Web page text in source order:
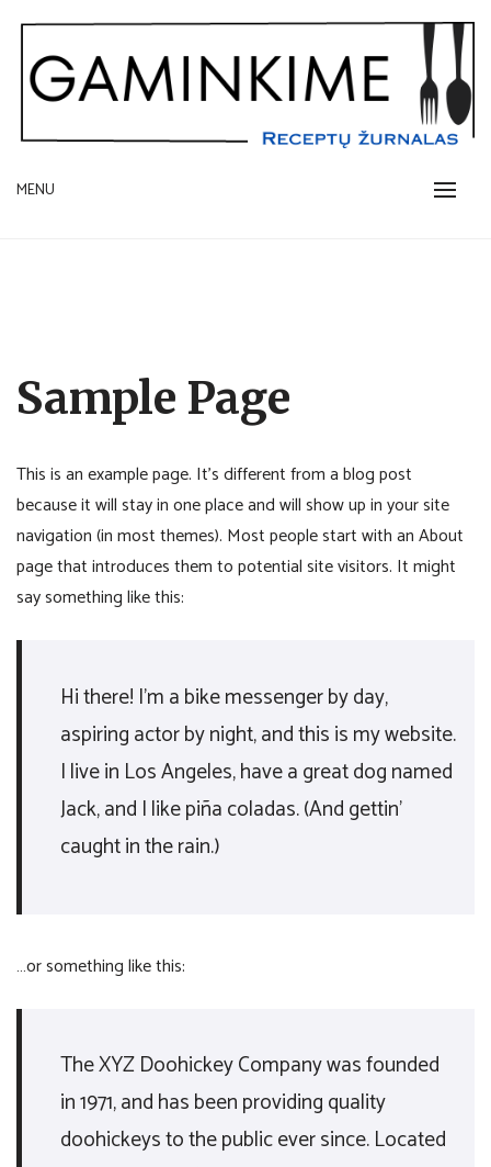
content
GAMINKIME.LT
receptų žurnalas
MENU
Sample Page
This is an example page. It’s different from a blog post
because it will stay in one place and will show up in your site
navigation (in most themes). Most people start with an About
page that introduces them to potential site visitors. It might
say something like this:
Hi there! I’m a bike messenger by day,
aspiring actor by night, and this is my website.
I live in Los Angeles, have a great dog named
Jack, and I like piña coladas. (And gettin’
caught in the rain.)
…or something like this:
The XYZ Doohickey Company was founded
in 1971, and has been providing quality
doohickeys to the public ever since. Located